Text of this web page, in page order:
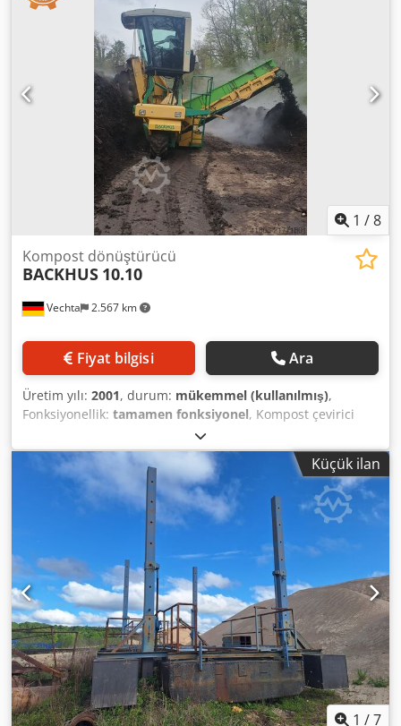
1 /8
Vechta 2.567 km
Kompost dönüştürücü
BACKHUS 10.10
Fiyat bilgisi Ara
Üretim yılı: 2001, durum: mükemmel (kullanılmış),
Fonksiyonellik: tamamen fonksiyonel, Kompost çevirici
BACKHUS 10.10. Dizel motor: 264 HP Ağırlık: 14,9 ton
Güncel videolar talep üzerine gönderilebilir. Dodpey Equ
Hefx Abfeck
Küçük ilan
1 /7